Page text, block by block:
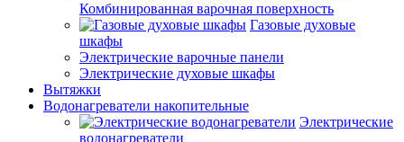
Комбинированная варочная поверхность
Газовые духовые
шкафы
Электрические варочные панели
Электрические духовые шкафы
Вытяжки
Водонагреватели накопительные
Электрические
водонагреватели